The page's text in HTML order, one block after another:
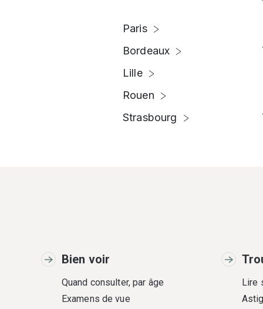
Paris
Bordeaux
Lille
Rouen
Strasbourg
Bien voir
Quand consulter, par âge
Examens de vue
Lire